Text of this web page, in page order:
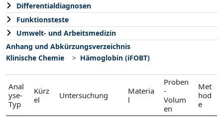
Differentialdiagnosen
Funktionsteste
Umwelt- und Arbeitsmedizin
Anhang und Abkürzungsverzeichnis
Klinische Chemie
Hämoglobin (iFOBT)
Anal
yse-
Typ
Kürz
el
Untersuchung
Materia
l
Proben
-
Volum
en
Met
hod
e